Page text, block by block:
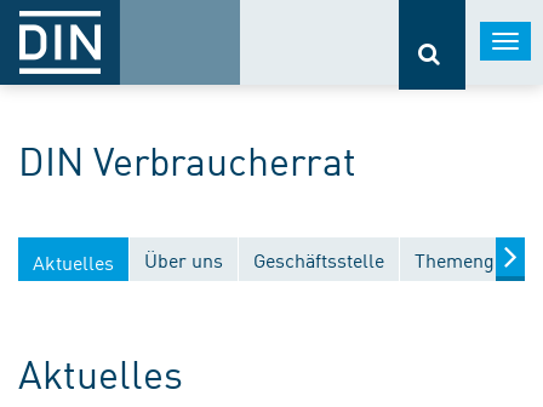
DIN Verbraucherrat
Aktuelles Über uns Geschäftsstelle
Aktuelles